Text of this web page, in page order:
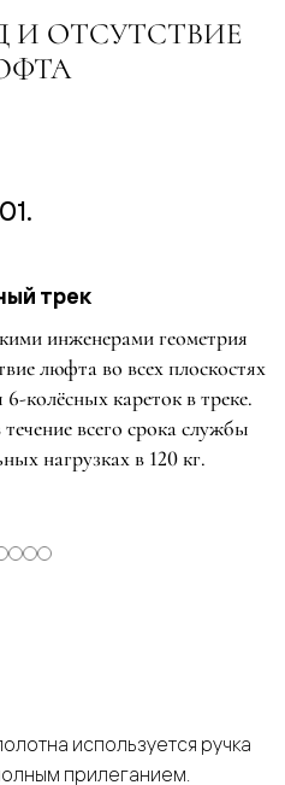
ОТСУТСТВИЕ
01.
трек
инженерами геометрия
люфта во всех плоскостях
колёсных кареток в треке.
всего срока службы
нагрузках в 120 кг.
используется ручка
прилеганием.